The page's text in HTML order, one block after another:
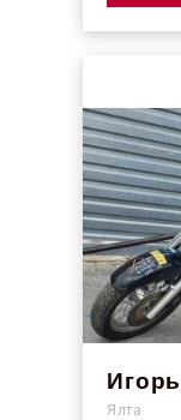
Игорь
Ялта